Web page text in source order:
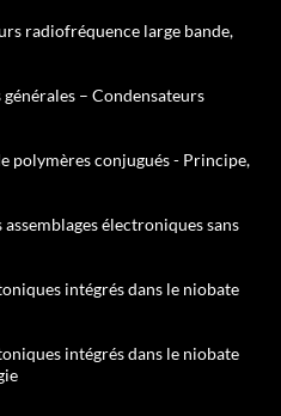
radiofréquence large bande,
– Condensateurs
polymères conjugués - Principe,
électroniques sans
intégrés dans le niobate
intégrés dans le niobate